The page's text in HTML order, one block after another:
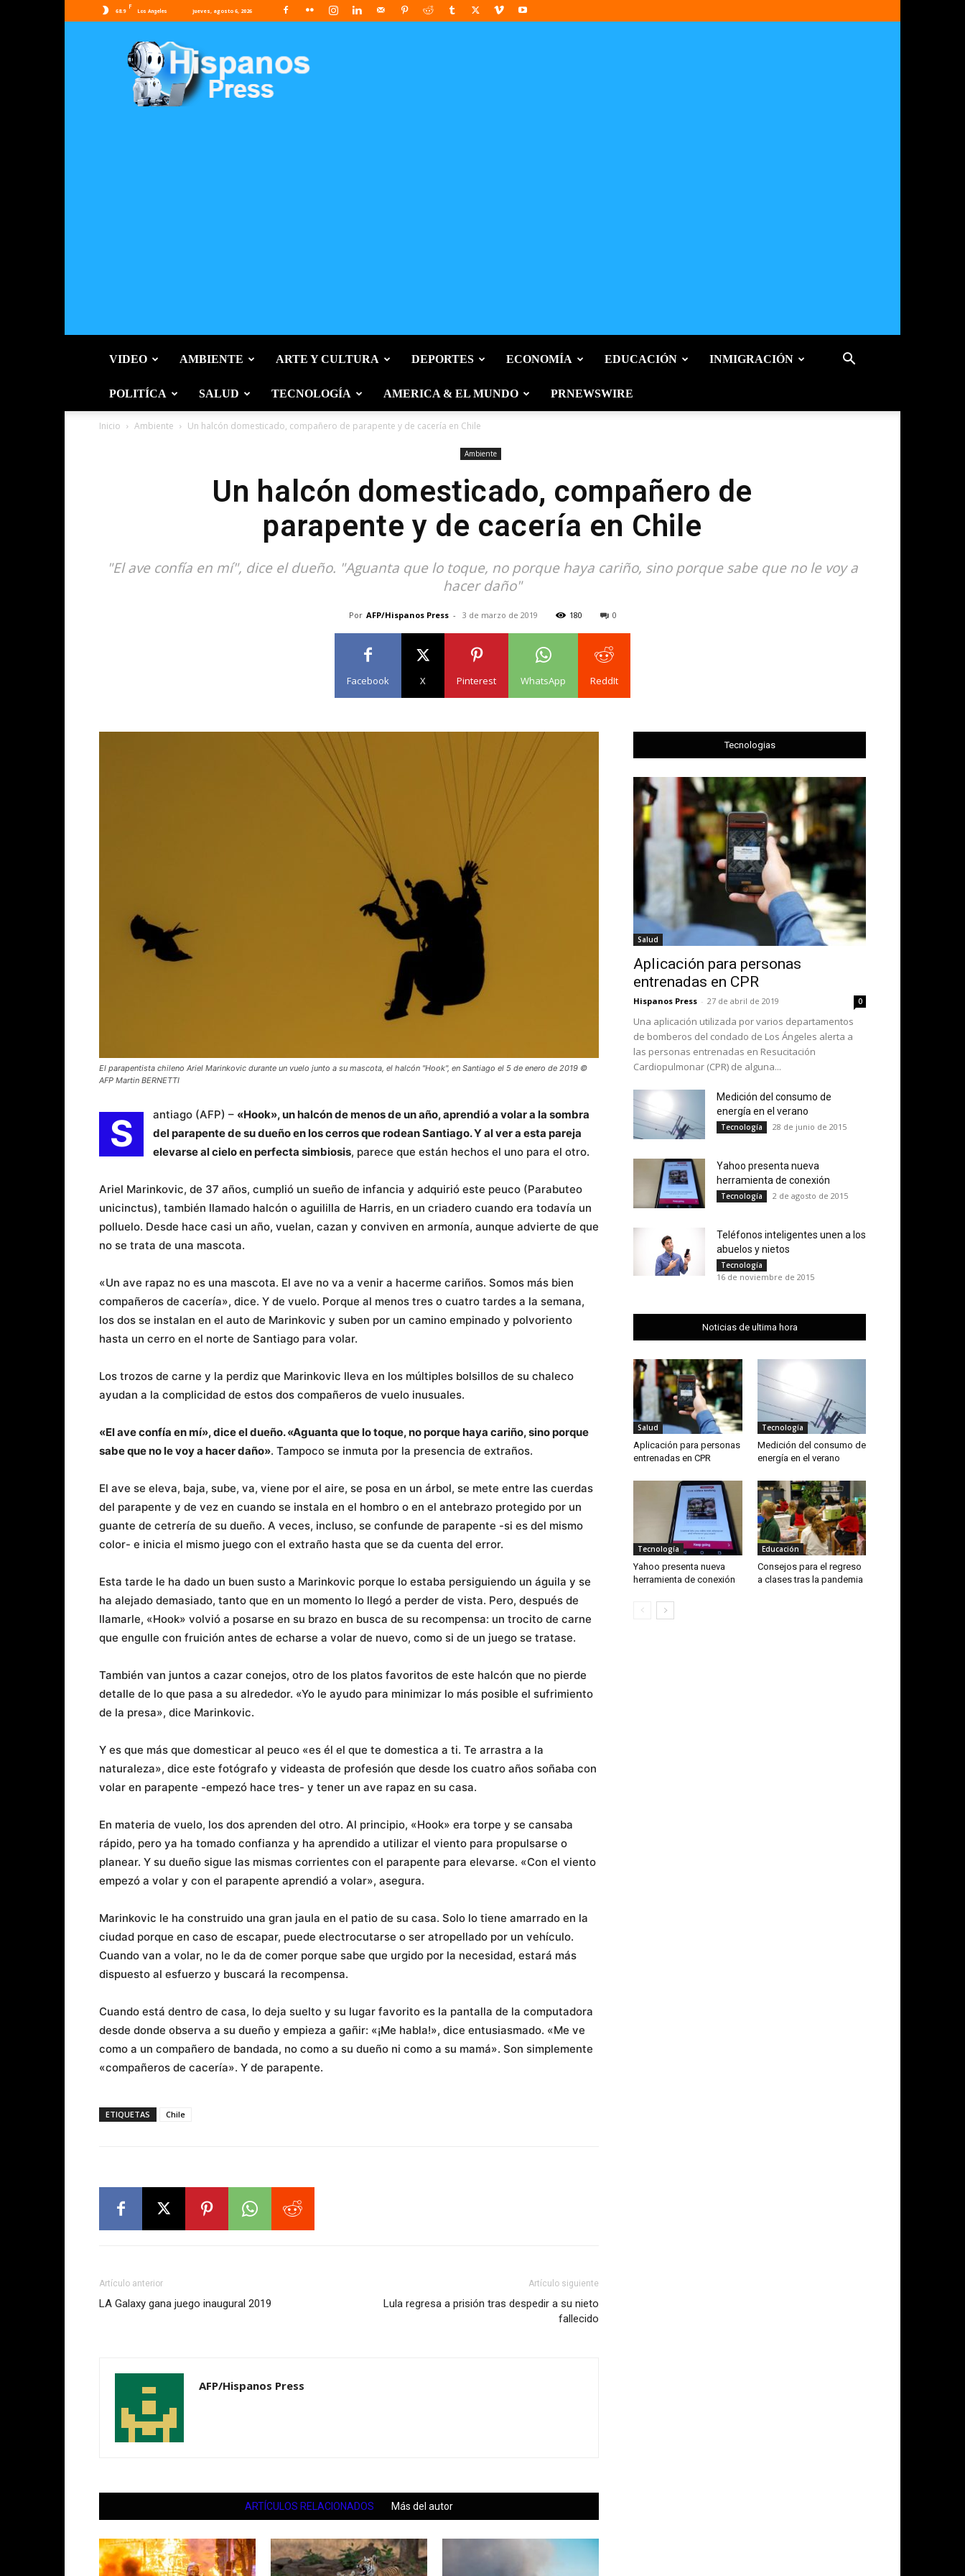
68.9
F
Los Angeles jueves, agosto 6, 2026
Press
VIDEO AMBIENTE ARTE Y CULTURA DEPORTES ECONOMÍA EDUCACIÓN INMIGRACIÓN
POLITÍCA SALUD TECNOLOGÍA AMERICA & EL MUNDO PRNEWSWIRE
Inicio Ambiente Un halcón domesticado, compañero de parapente y de cacería en Chile
Ambiente
Un halcón domesticado, compañero de
parapente y de cacería en Chile
"El ave confía en mí", dice el dueño. "Aguanta que lo toque, no porque haya cariño, sino porque sabe que no le voy a
hacer daño"
Por AFP/Hispanos Press - 3 de marzo de 2019 180 0
Facebook X Pinterest WhatsApp ReddIt
El parapentista chileno Ariel Marinkovic durante un vuelo junto a su mascota, el halcón "Hook", en Santiago el 5 de enero de 2019 ©
AFP Martin BERNETTI
S antiago (AFP) – «Hook», un halcón de menos de un año, aprendió a volar a la sombra
del parapente de su dueño en los cerros que rodean Santiago. Y al ver a esta pareja
elevarse al cielo en perfecta simbiosis, parece que están hechos el uno para el otro.
Ariel Marinkovic, de 37 años, cumplió un sueño de infancia y adquirió este peuco (Parabuteo
unicinctus), también llamado halcón o aguililla de Harris, en un criadero cuando era todavía un
polluelo. Desde hace casi un año, vuelan, cazan y conviven en armonía, aunque advierte de que
no se trata de una mascota.
«Un ave rapaz no es una mascota. El ave no va a venir a hacerme cariños. Somos más bien
compañeros de cacería», dice. Y de vuelo. Porque al menos tres o cuatro tardes a la semana,
los dos se instalan en el auto de Marinkovic y suben por un camino empinado y polvoriento
hasta un cerro en el norte de Santiago para volar.
Los trozos de carne y la perdiz que Marinkovic lleva en los múltiples bolsillos de su chaleco
ayudan a la complicidad de estos dos compañeros de vuelo inusuales.
«El ave confía en mí», dice el dueño. «Aguanta que lo toque, no porque haya cariño, sino porque
sabe que no le voy a hacer daño». Tampoco se inmuta por la presencia de extraños.
El ave se eleva, baja, sube, va, viene por el aire, se posa en un árbol, se mete entre las cuerdas
del parapente y de vez en cuando se instala en el hombro o en el antebrazo protegido por un
guante de cetrería de su dueño. A veces, incluso, se confunde de parapente -si es del mismo
color- e inicia el mismo juego con el extraño hasta que se da cuenta del error.
Esta tarde le ha dado un buen susto a Marinkovic porque lo estaba persiguiendo un águila y se
ha alejado demasiado, tanto que en un momento lo llegó a perder de vista. Pero, después de
llamarle, «Hook» volvió a posarse en su brazo en busca de su recompensa: un trocito de carne
que engulle con fruición antes de echarse a volar de nuevo, como si de un juego se tratase.
También van juntos a cazar conejos, otro de los platos favoritos de este halcón que no pierde
detalle de lo que pasa a su alrededor. «Yo le ayudo para minimizar lo más posible el sufrimiento
de la presa», dice Marinkovic.
Y es que más que domesticar al peuco «es él el que te domestica a ti. Te arrastra a la
naturaleza», dice este fotógrafo y videasta de profesión que desde los cuatro años soñaba con
volar en parapente -empezó hace tres- y tener un ave rapaz en su casa.
En materia de vuelo, los dos aprenden del otro. Al principio, «Hook» era torpe y se cansaba
rápido, pero ya ha tomado confianza y ha aprendido a utilizar el viento para propulsarse o
planear. Y su dueño sigue las mismas corrientes con el parapente para elevarse. «Con el viento
empezó a volar y con el parapente aprendió a volar», asegura.
Marinkovic le ha construido una gran jaula en el patio de su casa. Solo lo tiene amarrado en la
ciudad porque en caso de escapar, puede electrocutarse o ser atropellado por un vehículo.
Cuando van a volar, no le da de comer porque sabe que urgido por la necesidad, estará más
dispuesto al esfuerzo y buscará la recompensa.
Cuando está dentro de casa, lo deja suelto y su lugar favorito es la pantalla de la computadora
desde donde observa a su dueño y empieza a gañir: «¡Me habla!», dice entusiasmado. «Me ve
como a un compañero de bandada, no como a su dueño ni como a su mamá». Son simplemente
«compañeros de cacería». Y de parapente.
ETIQUETAS Chile
Artículo anterior
LA Galaxy gana juego inaugural 2019
Artículo siguiente
Lula regresa a prisión tras despedir a su nieto
fallecido
AFP/Hispanos Press
ARTÍCULOS RELACIONADOS Más del autor
Tecnologias
Salud
Aplicación para personas
entrenadas en CPR
Hispanos Press - 27 de abril de 2019 0
Una aplicación utilizada por varios departamentos
de bomberos del condado de Los Ángeles alerta a
las personas entrenadas en Resucitación
Cardiopulmonar (CPR) de alguna...
Medición del consumo de
energía en el verano
Tecnología 28 de junio de 2015
Yahoo presenta nueva
herramienta de conexión
Tecnología 2 de agosto de 2015
Teléfonos inteligentes unen a los
abuelos y nietos
Tecnología
16 de noviembre de 2015
Noticias de ultima hora
Salud
Aplicación para personas
entrenadas en CPR
Tecnología
Medición del consumo de
energía en el verano
Tecnología
Yahoo presenta nueva
herramienta de conexión
Educación
Consejos para el regreso
a clases tras la pandemia